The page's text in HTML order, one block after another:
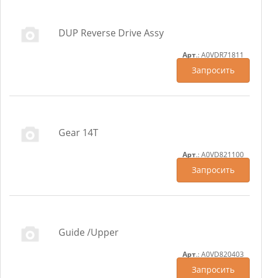
DUP Reverse Drive Assy
Арт.: A0VDR71811
Запросить
Gear 14T
Арт.: A0VD821100
Запросить
Guide /Upper
Арт.: A0VD820403
Запросить